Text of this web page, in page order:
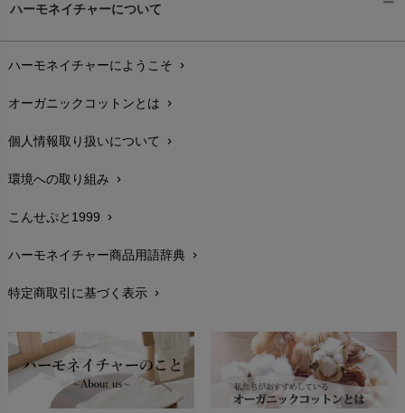
nanadecor（ナナデェコール）
ぬくぐるみ工房
Haruulala（ハルウララ）
Pantyliners Organics（パンティライナーズ）
plantia（プランティア）
PRISTINE（プリスティン）
maggies（マギーズ）
MAINIO（マイニオ）
MAUD N LIL（モード・ン・リル）
maxomorra（マクソモーラ）
Molo（モロ）
My Little Cozmo（マイリトルコズモ）
NATURAPURA（ナチュラプラ）
Nukleus（ニュクレス）
配送と送料chevron_right
在庫状況と発送予定chevron_right
サイズ・寸法chevron_right
生地・素材chevron_right
お手入れについて
レビューを書こうchevron_right
返品交換chevron_right
FAXでのご注文
お問い合わせchevron_right
ハーモネイチャーについて
ハーモネイチャーにようこそ chevron_right
オーガニックコットンとは chevron_right
個人情報取り扱いについて chevron_right
環境への取り組み chevron_right
こんせぷと1999 chevron_right
ハーモネイチャー商品用語辞典 chevron_right
特定商取引に基づく表示 chevron_right